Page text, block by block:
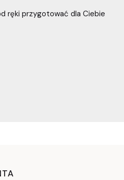
ręki przygotować dla Ciebie